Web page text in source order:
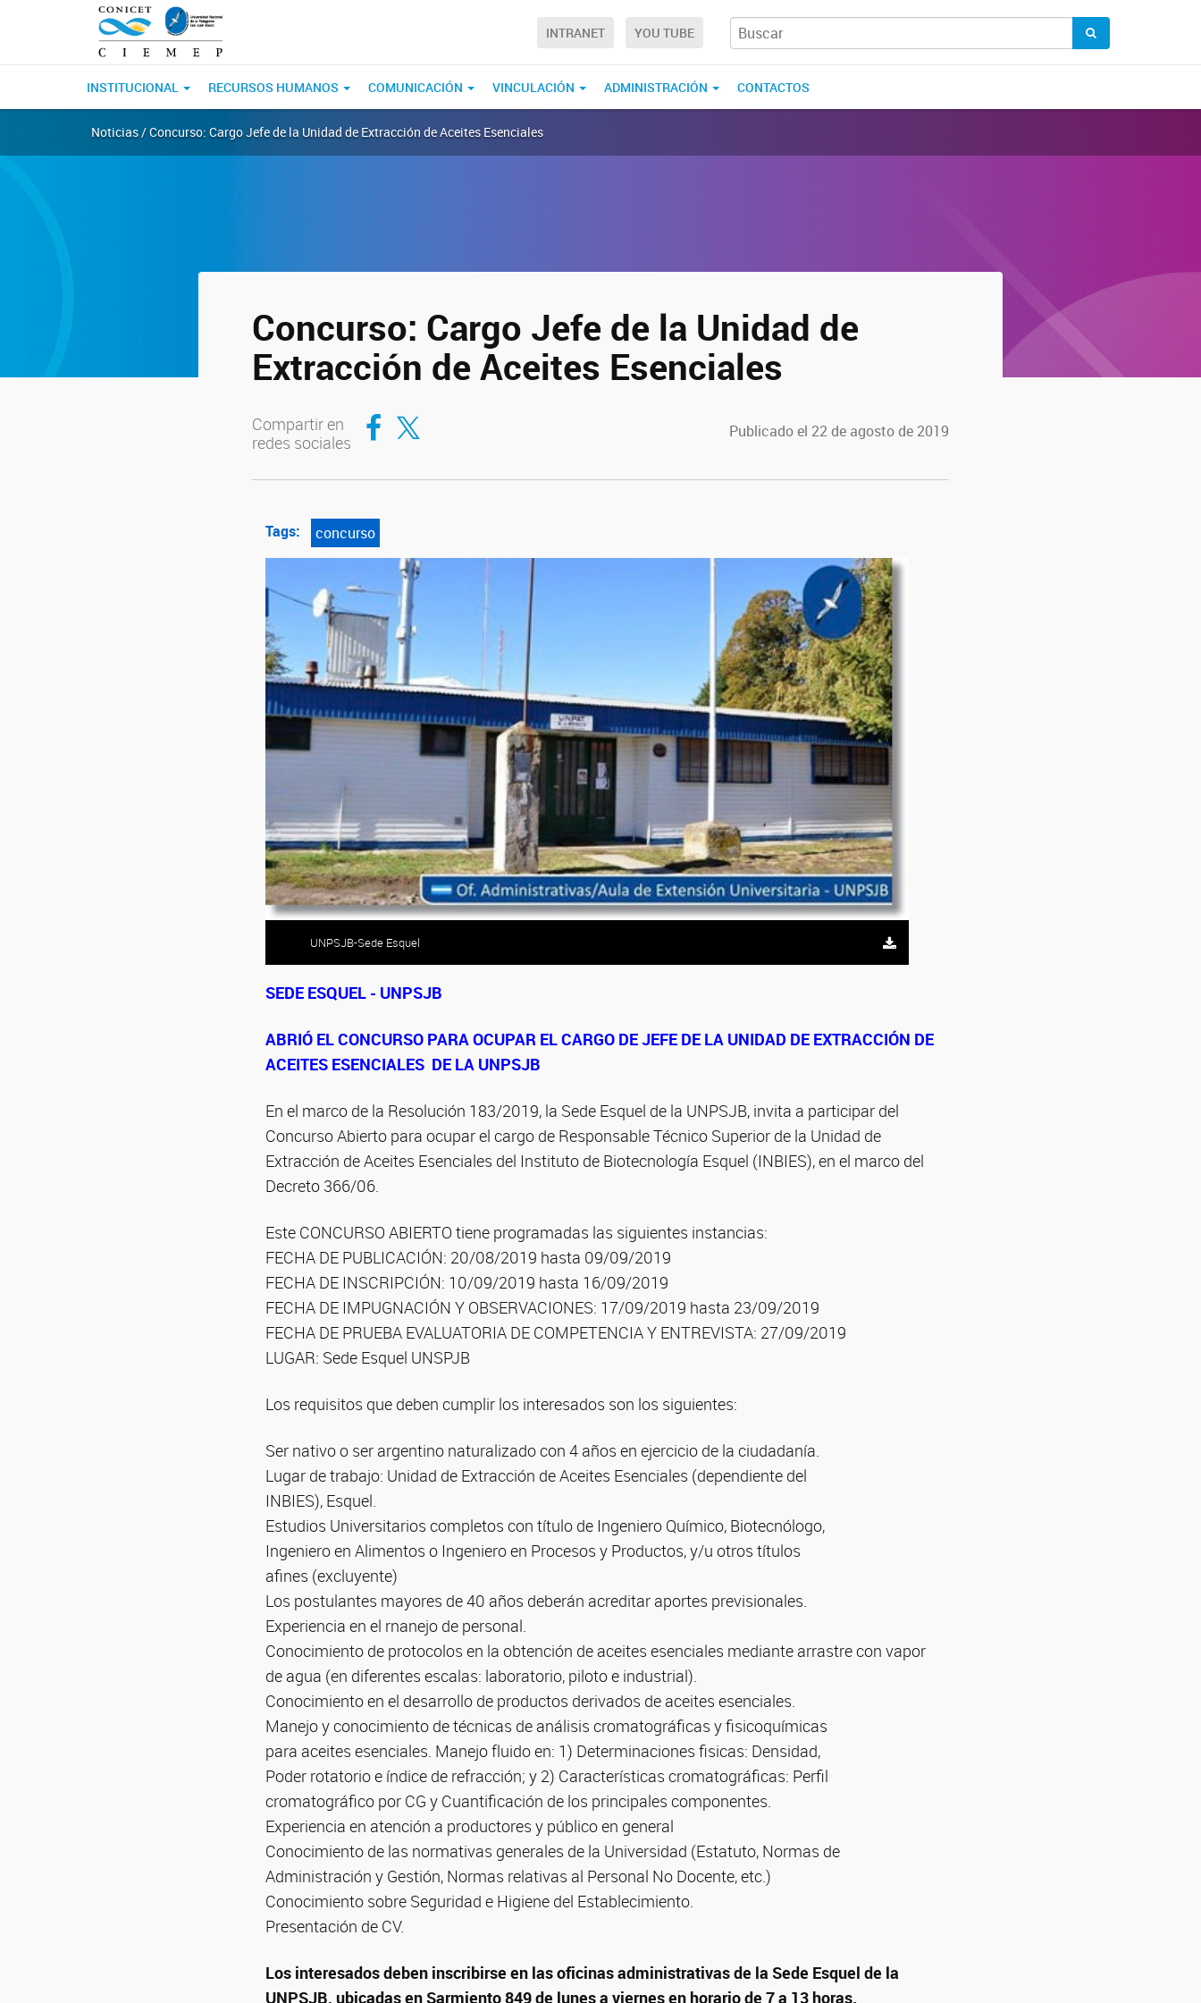
INTRANET YOU TUBE
INSTITUCIONAL RECURSOS HUMANOS COMUNICACIÓN VINCULACIÓN ADMINISTRACIÓN CONTACTOS
Noticias / Concurso: Cargo Jefe de la Unidad de Extracción de Aceites Esenciales
Concurso: Cargo Jefe de la Unidad de
Extracción de Aceites Esenciales
Compartir en
redes sociales
Compartir en Facebook
Compartir en Twitter Publicado el 22 de agosto de 2019
Tags: concurso
UNPSJB-Sede Esquel
SEDE ESQUEL - UNPSJB
ABRIÓ EL CONCURSO PARA OCUPAR EL CARGO DE JEFE DE LA UNIDAD DE EXTRACCIÓN DE
ACEITES ESENCIALES DE LA UNPSJB
En el marco de la Resolución 183/2019, la Sede Esquel de la UNPSJB, invita a participar del
Concurso Abierto para ocupar el cargo de Responsable Técnico Superior de la Unidad de
Extracción de Aceites Esenciales del Instituto de Biotecnología Esquel (INBIES), en el marco del
Decreto 366/06.
Este CONCURSO ABIERTO tiene programadas las siguientes instancias:
FECHA DE PUBLICACIÓN: 20/08/2019 hasta 09/09/2019
FECHA DE INSCRIPCIÓN: 10/09/2019 hasta 16/09/2019
FECHA DE IMPUGNACIÓN Y OBSERVACIONES: 17/09/2019 hasta 23/09/2019
FECHA DE PRUEBA EVALUATORIA DE COMPETENCIA Y ENTREVISTA: 27/09/2019
LUGAR: Sede Esquel UNSPJB
Los requisitos que deben cumplir los interesados son los siguientes:
Ser nativo o ser argentino naturalizado con 4 años en ejercicio de la ciudadanía.
Lugar de trabajo: Unidad de Extracción de Aceites Esenciales (dependiente del
INBIES), Esquel.
Estudios Universitarios completos con título de Ingeniero Químico, Biotecnólogo,
Ingeniero en Alimentos o Ingeniero en Procesos y Productos, y/u otros títulos
afines (excluyente)
Los postulantes mayores de 40 años deberán acreditar aportes previsionales.
Experiencia en el rnanejo de personal.
Conocimiento de protocolos en la obtención de aceites esenciales mediante arrastre con vapor
de agua (en diferentes escalas: laboratorio, piloto e industrial).
Conocimiento en el desarrollo de productos derivados de aceites esenciales.
Manejo y conocimiento de técnicas de análisis cromatográficas y fisicoquímicas
para aceites esenciales. Manejo fluido en: 1) Determinaciones fisicas: Densidad,
Poder rotatorio e índice de refracción; y 2) Características cromatográficas: Perfil
cromatográfico por CG y Cuantificación de los principales componentes.
Experiencia en atención a productores y público en general
Conocimiento de las normativas generales de la Universidad (Estatuto, Normas de
Administración y Gestión, Normas relativas al Personal No Docente, etc.)
Conocimiento sobre Seguridad e Higiene del Establecimiento.
Presentación de CV.
Los interesados deben inscribirse en las oficinas administrativas de la Sede Esquel de la
UNPSJB, ubicadas en Sarmiento 849 de lunes a viernes en horario de 7 a 13 horas.